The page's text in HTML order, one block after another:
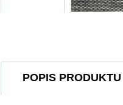
POPIS PRODUKTU